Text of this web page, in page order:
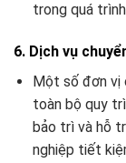
trong quá
6. Dịch vụ
Một số đơn vị
toàn bộ quy
bảo trì và hỗ
nghiệp tiết